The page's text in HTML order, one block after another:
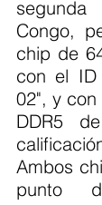
Congo,
chip de
con el ID
02", y
DDR5
Ambos
punto